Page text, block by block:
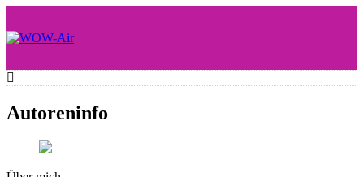
content
WOW-Air
Autoreninfo